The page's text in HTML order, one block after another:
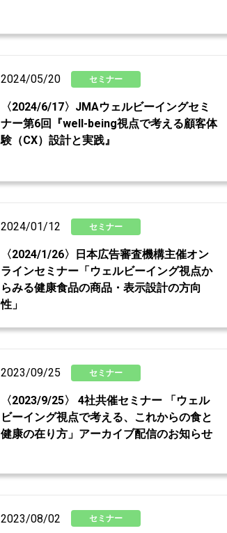
2024/05/20 セミナー
〈2024/6/17〉JMAウェルビーイングセミ
ナー第6回『well-being視点で考える顧客体
験（CX）設計と実践』
2024/01/12 セミナー
〈2024/1/26〉日本広告審査機構主催オン
ラインセミナー「ウェルビーイング視点か
らみる健康食品の商品・表示設計の方向
性」
2023/09/25 セミナー
〈2023/9/25〉 4社共催セミナー 「ウェル
ビーイング視点で考える、これからの食と
健康の在り方」アーカイブ配信のお知らせ
2023/08/02 セミナー